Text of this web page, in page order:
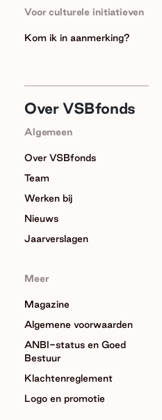
Voor culturele initiatieven
Kom ik in aanmerking?
Over VSBfonds
Algemeen
Over VSBfonds
Team
Werken bij
Nieuws
Jaarverslagen
Meer
Magazine
Algemene voorwaarden
ANBI-status en Goed
Bestuur
Klachtenreglement
Logo en promotie